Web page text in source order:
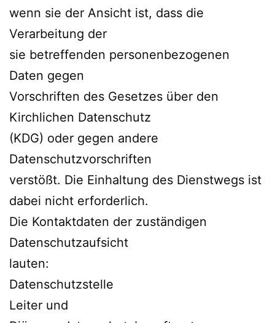
wenn sie der Ansicht ist, dass die
Verarbeitung der
sie betreffenden personenbezogenen
Daten gegen
Vorschriften des Gesetzes über den
Kirchlichen Datenschutz
(KDG) oder gegen andere
Datenschutzvorschriften
verstößt. Die Einhaltung des Dienstwegs ist
dabei nicht erforderlich.
Die Kontaktdaten der zuständigen
Datenschutzaufsicht
lauten:
Datenschutzstelle
Leiter und